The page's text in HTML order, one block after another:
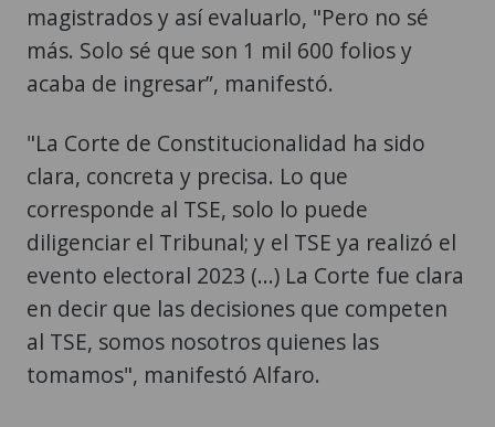
magistrados y así evaluarlo, "Pero no sé
más. Solo sé que son 1 mil 600 folios y
acaba de ingresar”, manifestó.
"La Corte de Constitucionalidad ha sido
clara, concreta y precisa. Lo que
corresponde al TSE, solo lo puede
diligenciar el Tribunal; y el TSE ya realizó el
evento electoral 2023 (...) La Corte fue clara
en decir que las decisiones que competen
al TSE, somos nosotros quienes las
tomamos", manifestó Alfaro.